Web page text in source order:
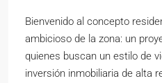
Bienvenido al concepto
ambicioso de la zona: un
quienes buscan un estilo de
inversión inmobiliaria de alta